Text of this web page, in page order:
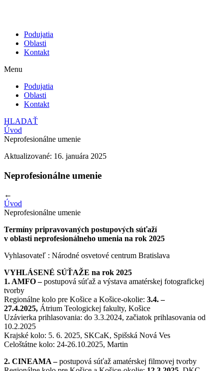
Podujatia
Oblasti
Kontakt
Menu
Podujatia
Oblasti
Kontakt
HLADAŤ
Úvod
Neprofesionálne umenie
Aktualizované: 16. januára 2025
Neprofesionálne umenie
←
Úvod
Neprofesionálne umenie
Termíny pripravovaných postupových súťaží
v oblasti neprofesionálneho umenia na rok 2025
Vyhlasovateľ : Národné osvetové centrum Bratislava
VYHLÁSENÉ SÚŤAŽE na rok 2025
1. AMFO –postupová súťaž a výstava amatérskej fotografickej
tvorby
Regionálne kolo pre Košice a Košice-okolie: 3.4. –
27.4.2025, Átrium Teologickej fakulty, Košice
Uzávierka prihlasovania: do 3.3.2024, začiatok prihlasovania od
10.2.2025
Krajské kolo: 5. 6. 2025, SKCaK, Spišská Nová Ves
Celoštátne kolo: 24-26.10.2025, Martin
2. CINEAMA –postupová súťaž amatérskej filmovej tvorby